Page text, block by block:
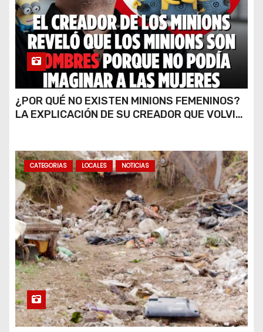
¿POR QUÉ NO EXISTEN MINIONS FEMENINOS?
LA EXPLICACIÓN DE SU CREADOR QUE VOLVIÓ
CATEGORIAS LOCALES NOTICIAS